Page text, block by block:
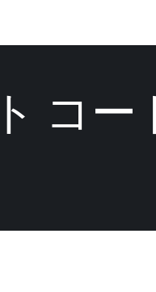
コー